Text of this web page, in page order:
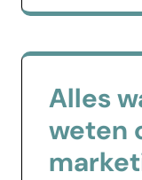
Alles
weten